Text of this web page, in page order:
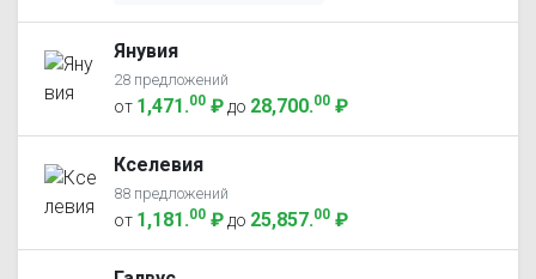
Янувия
28 предложений
от 1,471.00 ₽ до 28,700.00 ₽
Кселевия
88 предложений
от 1,181.00 ₽ до 25,857.00 ₽